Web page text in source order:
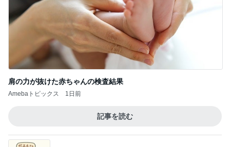
肩の力が抜けた赤ちゃんの検査結果
Amebaトピックス 1日前
記事を読む